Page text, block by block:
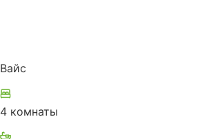
Вайс
4 комнаты